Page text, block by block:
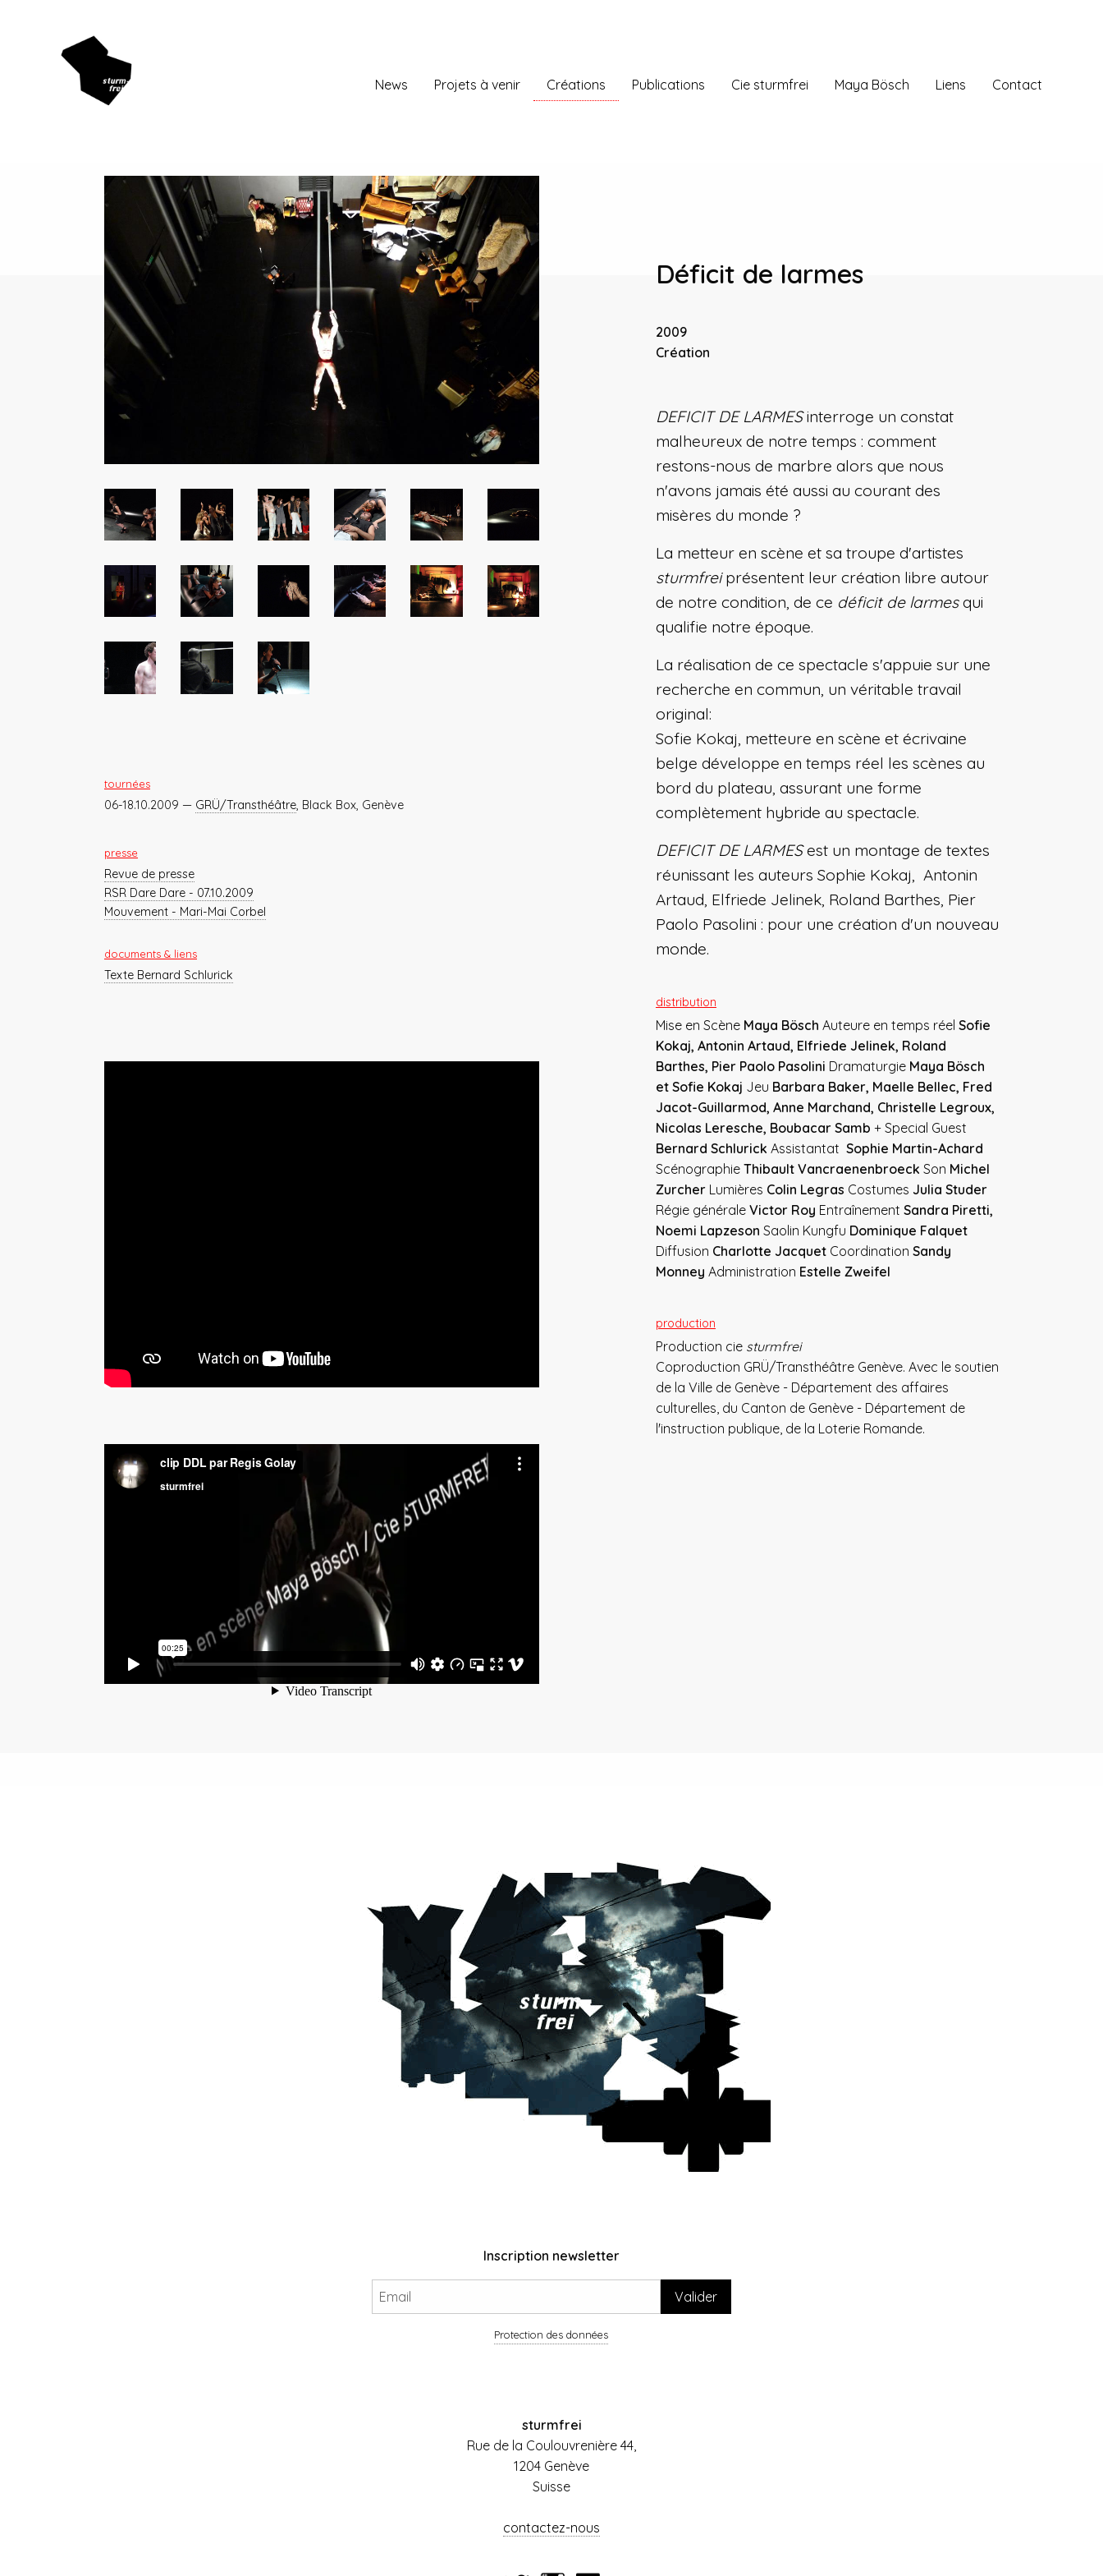
News Projets à venir Créations Publications Cie sturmfrei Maya Bösch Liens Contact
tournées
06-18.10.2009 — GRÜ/Transthéâtre, Black Box, Genève
presse
Revue de presse
RSR Dare Dare - 07.10.2009
Mouvement - Mari-Mai Corbel
documents & liens
Texte Bernard Schlurick
Déficit de larmes
2009
Création
DEFICIT DE LARMESinterroge un constat
malheureux de notre temps : comment
restons-nous de marbre alors que nous
n'avons jamais été aussi au courant des
misères du monde ?
La metteur en scène et sa troupe d'artistes
sturmfreiprésentent leur création libre autour
de notre condition, de ce déficit de larmesqui
qualifie notre époque.
La réalisation de ce spectacle s'appuie sur une
recherche en commun, un véritable travail
original:
Sofie Kokaj, metteure en scène et écrivaine
belge développe en temps réel les scènes au
bord du plateau, assurant une forme
complètement hybride au spectacle.
DEFICIT DE LARMESest un montage de textes
réunissant les auteurs Sophie Kokaj, Antonin
Artaud, Elfriede Jelinek, Roland Barthes, Pier
Paolo Pasolini : pour une création d'un nouveau
monde.
distribution
Mise en Scène Maya Bösch Auteure en temps réel Sofie
Kokaj, Antonin Artaud, Elfriede Jelinek, Roland
Barthes, Pier Paolo Pasolini DramaturgieMaya Bösch
et Sofie Kokaj Jeu Barbara Baker, Maelle Bellec, Fred
Jacot-Guillarmod, Anne Marchand, Christelle Legroux,
Nicolas Leresche, Boubacar Samb + Special Guest
Bernard Schlurick Assistantat Sophie Martin-Achard
Scénographie Thibault Vancraenenbroeck Son Michel
ZurcherLumières Colin Legras Costumes Julia Studer
Régie générale Victor Roy Entraînement Sandra Piretti,
Noemi Lapzeson Saolin Kungfu Dominique Falquet
Diffusion Charlotte JacquetCoordination Sandy
Monney Administration Estelle Zweifel
production
Production cie sturmfrei
Coproduction GRÜ/Transthéâtre Genève. Avec le soutien
de la Ville de Genève - Département des affaires
culturelles, du Canton de Genève - Département de
l'instruction publique, de la Loterie Romande.
Inscription newsletter
Protection des données
sturmfrei
Rue de la Coulouvrenière 44,
1204 Genève
Suisse
contactez-nous